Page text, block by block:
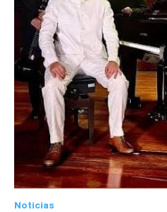
Noticias